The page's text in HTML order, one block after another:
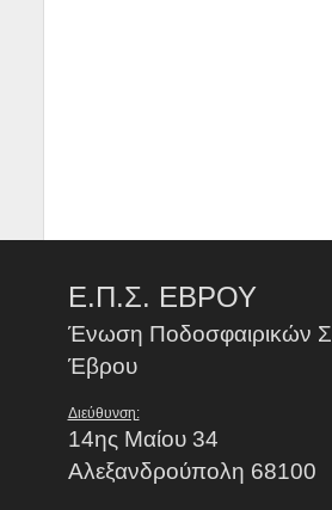
Ε.Π.Σ. ΕΒΡΟΥ
Ένωση Ποδοσφαιρικών
Έβρου
Διεύθυνση:
14ης Μαίου 34
Αλεξανδρούπολη 68100